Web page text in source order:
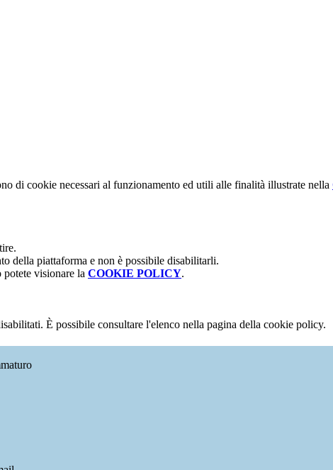
di cookie necessari al funzionamento ed utili alle finalità illustrate nella
della piattaforma e non è possibile disabilitarli.
visionare la COOKIE POLICY.
È possibile consultare l'elenco nella pagina della cookie policy.